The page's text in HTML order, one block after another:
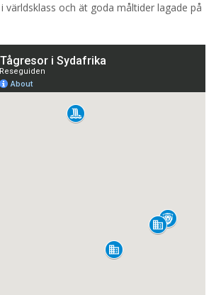
världsklass och ät goda måltider lagade på